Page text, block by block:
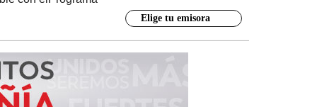
Elige tu emisora